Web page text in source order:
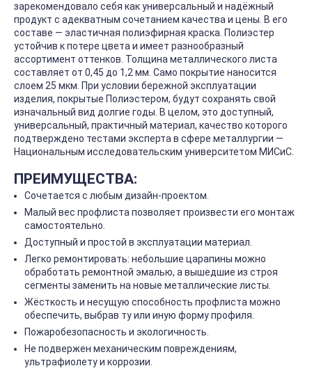
зарекомендовало себя как универсальный и надёжный
продукт с адекватным сочетанием качества и цены. В его
составе — эластичная полиэфирная краска. Полиэстер
устойчив к потере цвета и имеет разнообразный
ассортимент оттенков. Толщина металлического листа
составляет от 0,45 до 1,2 мм. Само покрытие наносится
слоем 25 мкм. При условии бережной эксплуатации
изделия, покрытые Полиэстером, будут сохранять свой
изначальный вид долгие годы. В целом, это доступный,
универсальный, практичный материал, качество которого
подтверждено тестами эксперта в сфере металлургии —
Национальным исследовательским университетом МИСиС.
ПРЕИМУЩЕСТВА:
Сочетается с любым дизайн-проектом.
Малый вес профлиста позволяет произвести его монтаж
самостоятельно.
Доступный и простой в эксплуатации материал.
Легко ремонтировать: небольшие царапины можно
обработать ремонтной эмалью, а вышедшие из строя
сегменты заменить на новые металлические листы.
Жёсткость и несущую способность профлиста можно
обеспечить, выбрав ту или иную форму профиля.
Пожаробезопасность и экологичность.
Не подвержен механическим повреждениям,
ультрафиолету и коррозии.